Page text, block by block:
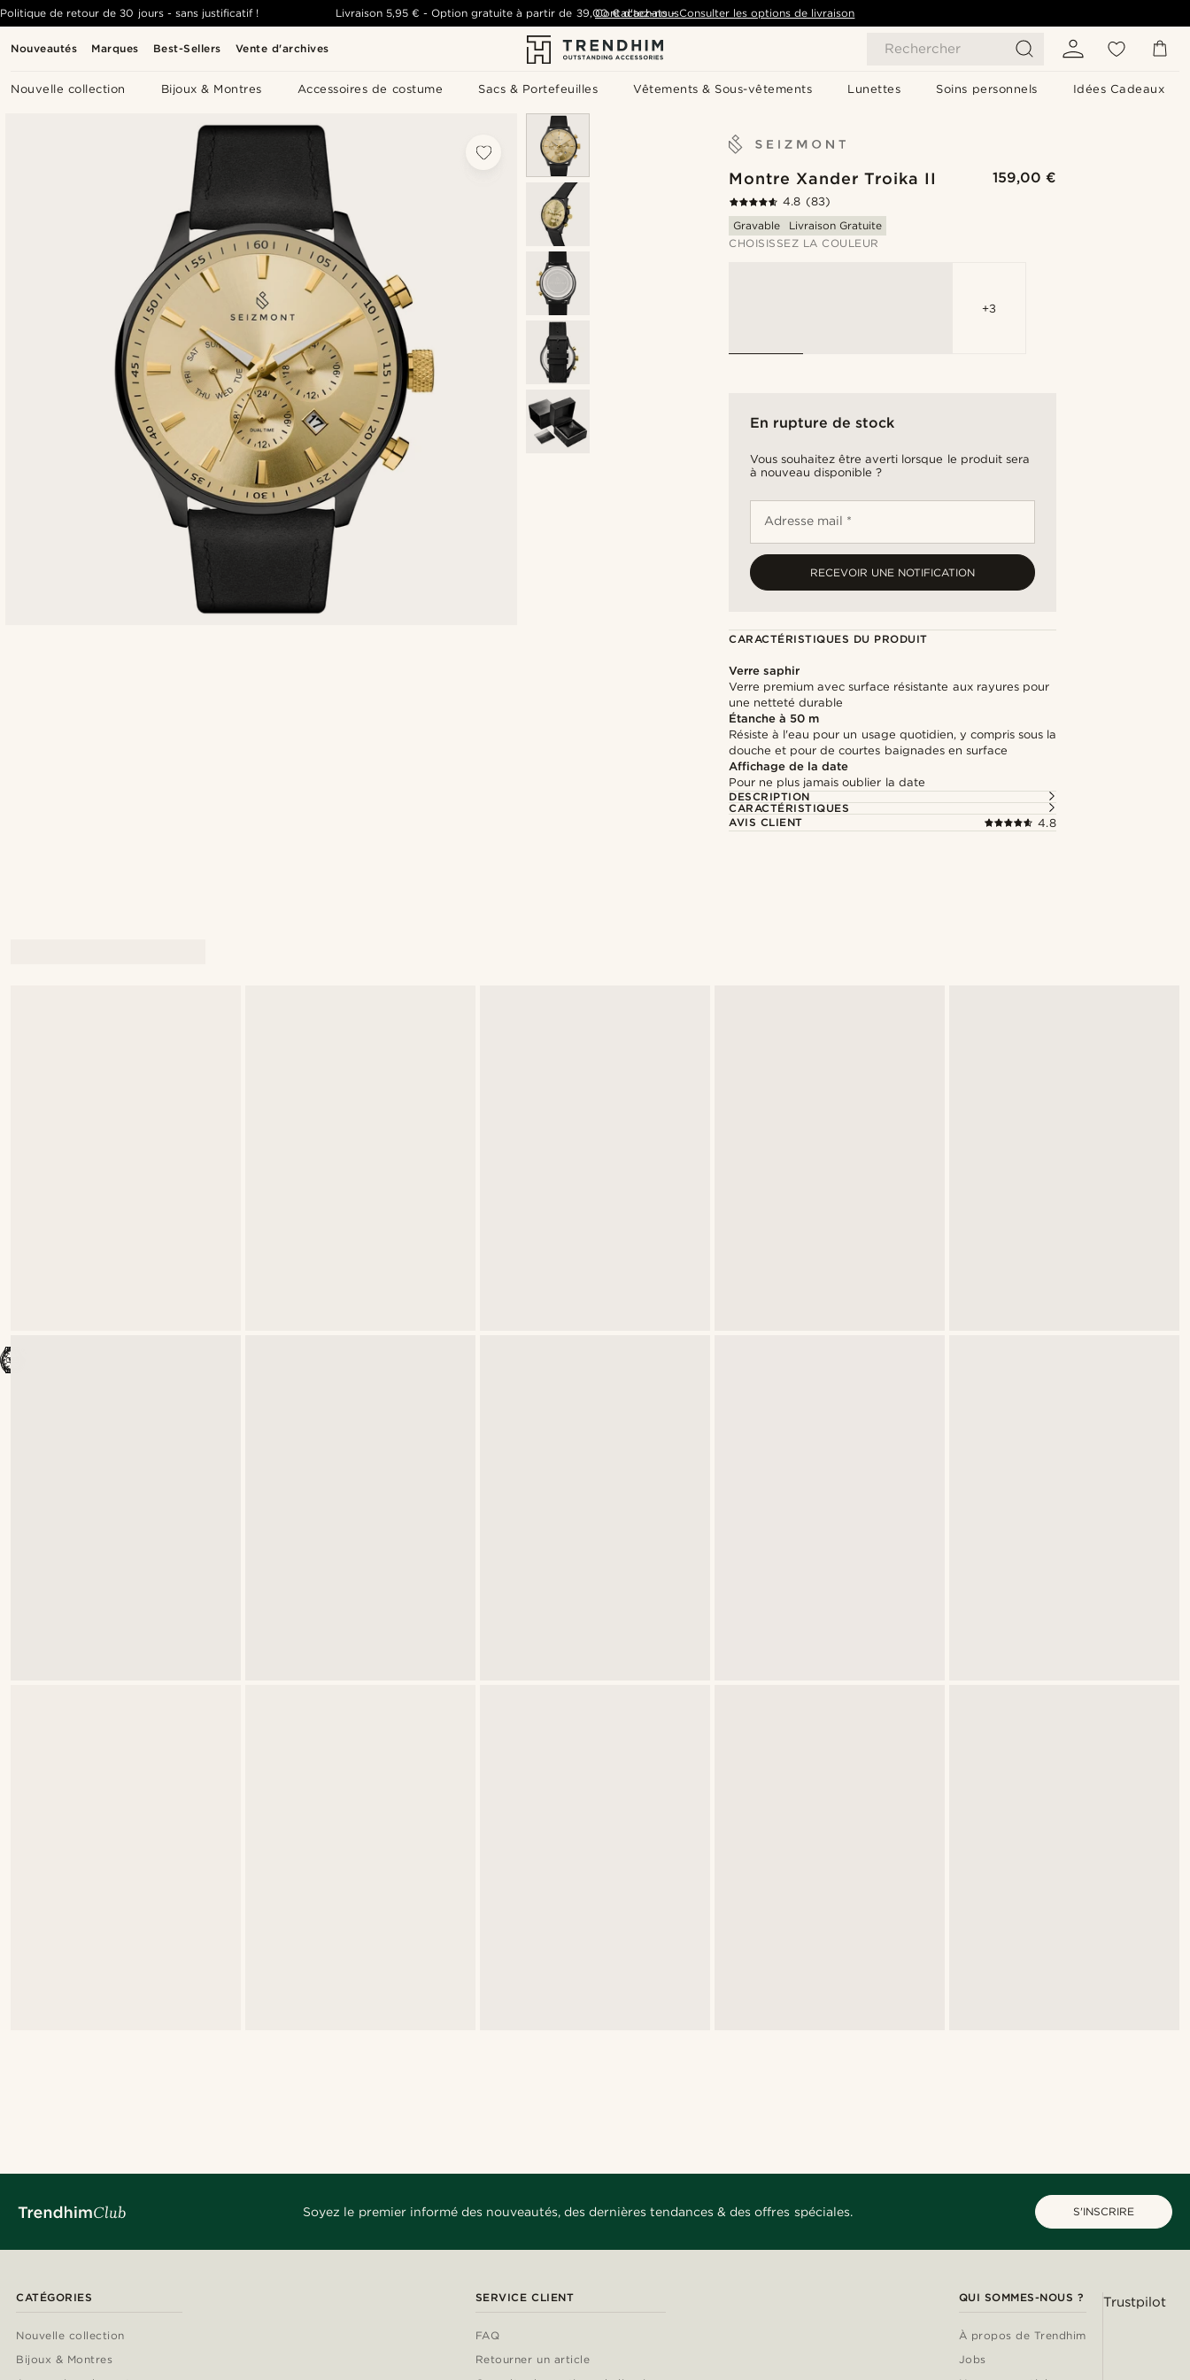
Nouveautés Marques Best-Sellers Vente d'archives Rechercher
Nouvelle collection Bijoux & Montres Accessoires de costume Sacs & Portefeuilles Vêtements & Sous-vêtements Lunettes Soins personnels Idées Cadeaux
Politique de retour de 30 jours - sans justificatif ! Livraison 5,95 € -Option gratuite à partir de 39,00 € d'achats- Consulter les options de livraison
Contactez-nous
Montre Xander Troika II 159,00 €
4.8 (83)
Gravable
Livraison Gratuite
CHOISISSEZ LA COULEUR
+3
En rupture de stock
Vous souhaitez être averti lorsque le produit sera
à nouveau disponible ?
Adresse mail *
RECEVOIR UNE NOTIFICATION
CARACTÉRISTIQUES DU PRODUIT
Verre saphir
Verre premium avec surface résistante aux rayures pour
une netteté durable
Étanche à 50 m
Résiste à l'eau pour un usage quotidien, y compris sous la
douche et pour de courtes baignades en surface
Affichage de la date
Pour ne plus jamais oublier la date
DESCRIPTION
CARACTÉRISTIQUES
AVIS CLIENT
4.8
Soyez le premier informé des nouveautés, des dernières tendances & des offres spéciales. S'INSCRIRE
CATÉGORIES
Nouvelle collection
Bijoux & Montres
SERVICE CLIENT
FAQ
Retourner un article
QUI SOMMES-NOUS ?
À propos de Trendhim
Jobs
Trustpilot